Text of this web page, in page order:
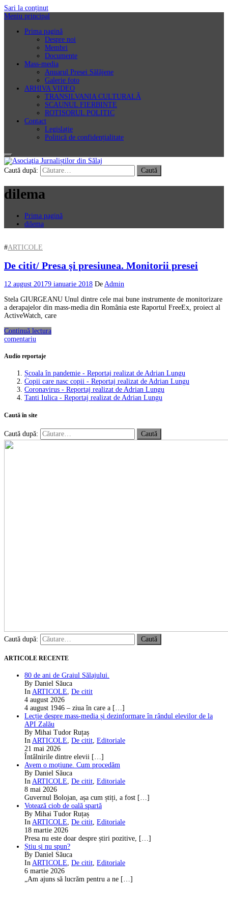
Sari la conținut
Meniu principal
Prima pagină
Despre noi
Membri
Documente
Mass-media
Anuarul Presei Sălăjene
Galerie foto
ARHIVA VIDEO
TRANSILVANIA CULTURALĂ
SCAUNUL FIERBINTE
ROTISORUL POLITIC
Contact
Legislație
Politică de confidențialitate
Asociaţia Jurnaliștilor din Sălaj
Caută după:
dilema
Prima pagină
dilema
#ARTICOLE
De citit/ Presa şi presiunea. Monitorii presei
12 august 20179 ianuarie 2018 De Admin
Stela GIURGEANU Unul dintre cele mai bune instrumente de monitorizare
a derapajelor din mass-media din România este Raportul FreeEx, proiect al
ActiveWatch, care
Continuă lectura
comentariu
Audio reportaje
Școala în pandemie - Reportaj realizat de Adrian Lungu
Copii care nasc copii - Reportaj realizat de Adrian Lungu
Coronavirus - Reportaj realizat de Adrian Lungu
Tanti Iulica - Reportaj realizat de Adrian Lungu
Caută în site
Caută după:
Caută după:
ARTICOLE RECENTE
80 de ani de Graiul Sălajului.
By Daniel Săuca
In ARTICOLE, De citit
4 august 2026
4 august 1946 – ziua în care a […]
Lecție despre mass-media și dezinformare în rândul elevilor de la
API Zalău
By Mihai Tudor Ruțaș
In ARTICOLE, De citit, Editoriale
21 mai 2026
Întâlnirile dintre elevii […]
Avem o moțiune. Cum procedăm
By Daniel Săuca
In ARTICOLE, De citit, Editoriale
8 mai 2026
Guvernul Bolojan, așa cum știți, a fost […]
Votează ciob de oală spartă
By Mihai Tudor Ruțaș
In ARTICOLE, De citit, Editoriale
18 martie 2026
Presa nu este doar despre știri pozitive, […]
Știu și nu spun?
By Daniel Săuca
In ARTICOLE, De citit, Editoriale
6 martie 2026
„Am ajuns să lucrăm pentru a ne […]